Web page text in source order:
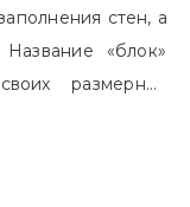
стен, а
«блок»
размерных
различен